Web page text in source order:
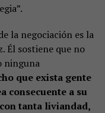
la negociación es la
Él sostiene que no
ninguna
que exista gente
consecuente a su
tanta liviandad,